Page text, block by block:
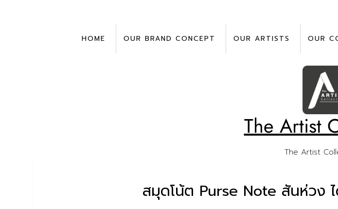
HOME OUR BRAND CONCEPT OUR ARTISTS OUR
The Artist
The Artist
สมุดโน้ต Purse Note สันห่วง